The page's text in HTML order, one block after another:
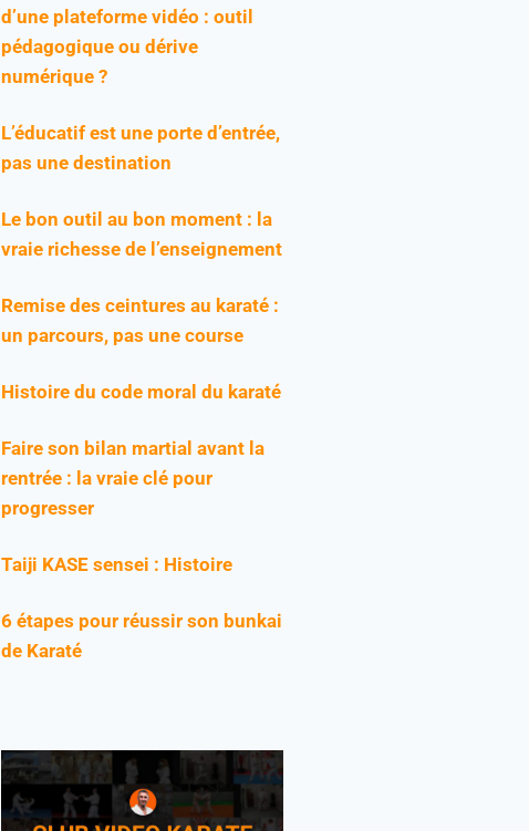
d’une plateforme vidéo : outil
pédagogique ou dérive
numérique ?
L’éducatif est une porte d’entrée,
pas une destination
Le bon outil au bon moment : la
vraie richesse de l’enseignement
Remise des ceintures au karaté :
un parcours, pas une course
Histoire du code moral du karaté
Faire son bilan martial avant la
rentrée : la vraie clé pour
progresser
Taiji KASE sensei : Histoire
6 étapes pour réussir son bunkai
de Karaté